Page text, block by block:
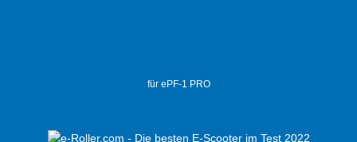
für ePF-1 PRO